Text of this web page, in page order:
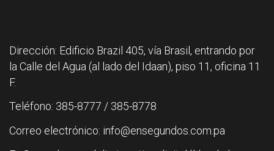
Dirección: Edificio Brazil 405, vía Brasil, entrando por
la Calle del Agua (al lado del Idaan), piso 11, oficina 11
F.
Teléfono: 385-8777 / 385-8778
Correo electrónico: info@ensegundos.com.pa